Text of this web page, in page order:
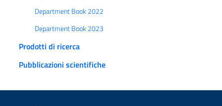
Department Book 2022
Department Book 2023
Prodotti di ricerca
Pubblicazioni scientifiche